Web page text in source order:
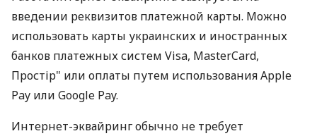
введении реквизитов платежной карты. Можно
использовать карты украинских и иностранных
банков платежных систем Visa, MasterCard,
Простір" или оплаты путем использования Apple
Pay или Google Pay.
Интернет-эквайринг обычно не требует